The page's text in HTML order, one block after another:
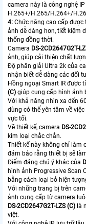
camera này là công nghệ
H.265+/H.265/H.264+/H.26
4: Chức năng cao cấp
ảnh dễ dàng hơn, tiết kiệm
thống đồng thời.
Camera DS-2CD2647G2T-
ảnh, giúp cải thiện chất
Độ phân giải Ultra 2k của
nhận biết dễ dàng các đối
Hồng ngoại Smart IR được
(C) giúp cung cấp hình ảnh
Với khả năng nhìn xa đến
dùng có thể yên tâm về
vực tối.
Về thiết kế, camera DS-
kim loại chắc chắn.
Thiết kế này không chỉ làm
đảm bảo rằng thiết bị sẽ
Điểm đáng chú ý khác của
hình ảnh Progressive Scan
bằng cách loại bỏ hiện
Với những trang bị trên
ảnh cung cấp từ camera
DS-2CD2647G2T-LZS (C) là
việt.